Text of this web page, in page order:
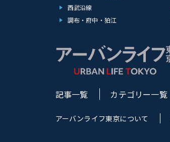
西武沿線
調布・府中・狛江
記事一覧 カテゴリー一覧
アーバンライフ東京について